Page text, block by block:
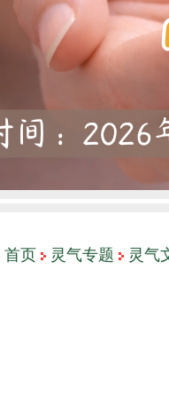
首页 灵气专题 灵气